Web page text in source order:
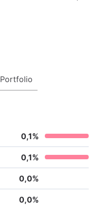
Portfolio
0,1%
0,1%
0,0%
0,0%